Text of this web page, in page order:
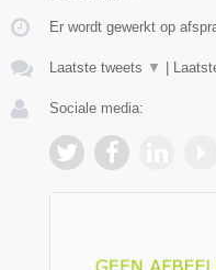
Er wordt gewerkt op
Laatste tweets ▼
Sociale media: